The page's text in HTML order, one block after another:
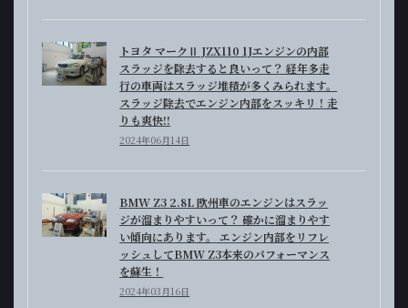
トヨタ マークⅡ JZX110 1Jエンジンの内部
スラッジを除去すると良いって？ 経年多走
行の車両はスラッジ堆積が多くみられます。
スラッジ除去でエンジン内部をスッキリ！走
りも爽快!!
2024年06月14日
BMW Z3 2.8L 欧州車のエンジンはスラッ
ジが溜まりやすいって？ 確かに溜まりやす
い傾向にあります。 エンジン内部をリフレ
ッシュしてBMW Z3本来のパフォーマンス
を蘇生！
2024年03月16日